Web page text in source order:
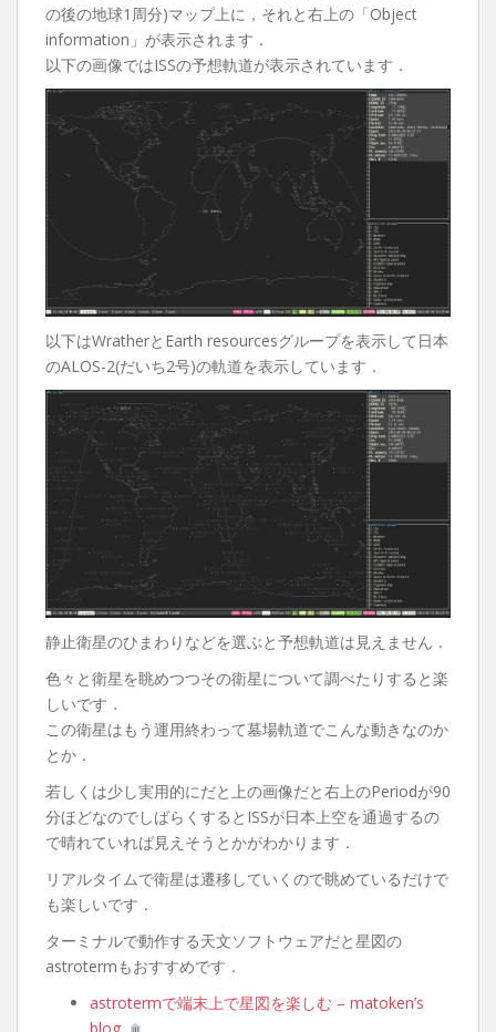
の後の地球1周分)マップ上に，それと右上の「Object
information」が表示されます．
以下の画像ではISSの予想軌道が表示されています．
以下はWratherとEarth resourcesグループを表示して日本
のALOS-2(だいち2号)の軌道を表示しています．
静止衛星のひまわりなどを選ぶと予想軌道は見えません．
色々と衛星を眺めつつその衛星について調べたりすると楽
しいです．
この衛星はもう運用終わって墓場軌道でこんな動きなのか
とか．
若しくは少し実用的にだと上の画像だと右上のPeriodが90
分ほどなのでしばらくするとISSが日本上空を通過するの
で晴れていれば見えそうとかがわかります．
リアルタイムで衛星は遷移していくので眺めているだけで
も楽しいです．
ターミナルで動作する天文ソフトウェアだと星図の
astrotermもおすすめです．
astrotermで端末上で星図を楽しむ – matoken’s